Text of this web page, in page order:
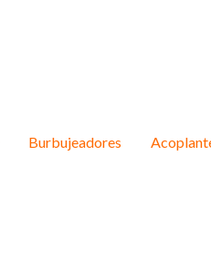
Burbujeadores